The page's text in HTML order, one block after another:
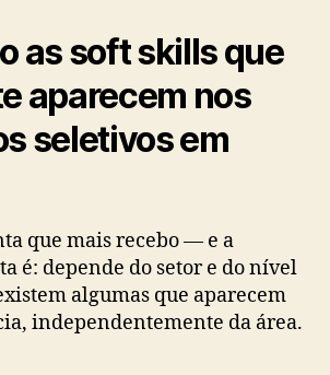
as soft skills que
aparecem nos
seletivos em
que mais recebo — e a
é: depende do setor e do nível
algumas que aparecem
independentemente da área.